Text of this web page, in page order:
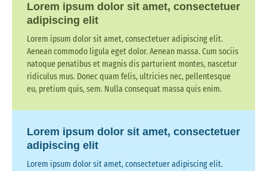
Lorem ipsum dolor sit amet, consectetuer
adipiscing elit
Lorem ipsum dolor sit amet, consectetuer adipiscing elit.
Aenean commodo ligula eget dolor. Aenean massa. Cum sociis
natoque penatibus et magnis dis parturient montes, nascetur
ridiculus mus. Donec quam felis, ultricies nec, pellentesque
eu, pretium quis, sem. Nulla consequat massa quis enim.
Lorem ipsum dolor sit amet, consectetuer
adipiscing elit
Lorem ipsum dolor sit amet, consectetuer adipiscing elit.